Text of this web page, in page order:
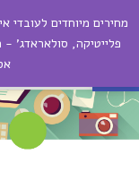
פתח סרגל נגישות
מחירים מיוחדים לעובדי
פלייטיקה, סולאראדג' -